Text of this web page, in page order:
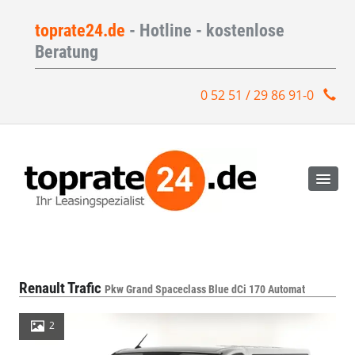
toprate24.de - Hotline - kostenlose
Beratung
0 52 51 / 29 86 91-0
Renault Trafic Pkw Grand Spaceclass Blue dCi 170 Automat
2